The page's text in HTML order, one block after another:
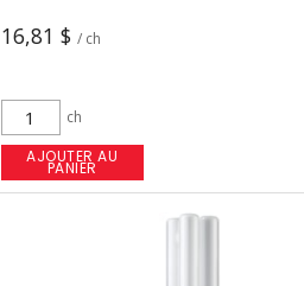
16,81 $ / ch
ch
AJOUTER AU
PANIER